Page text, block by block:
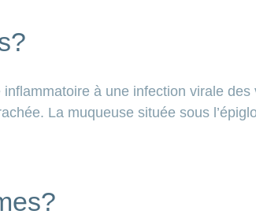
à une infection virale des
La muqueuse située sous